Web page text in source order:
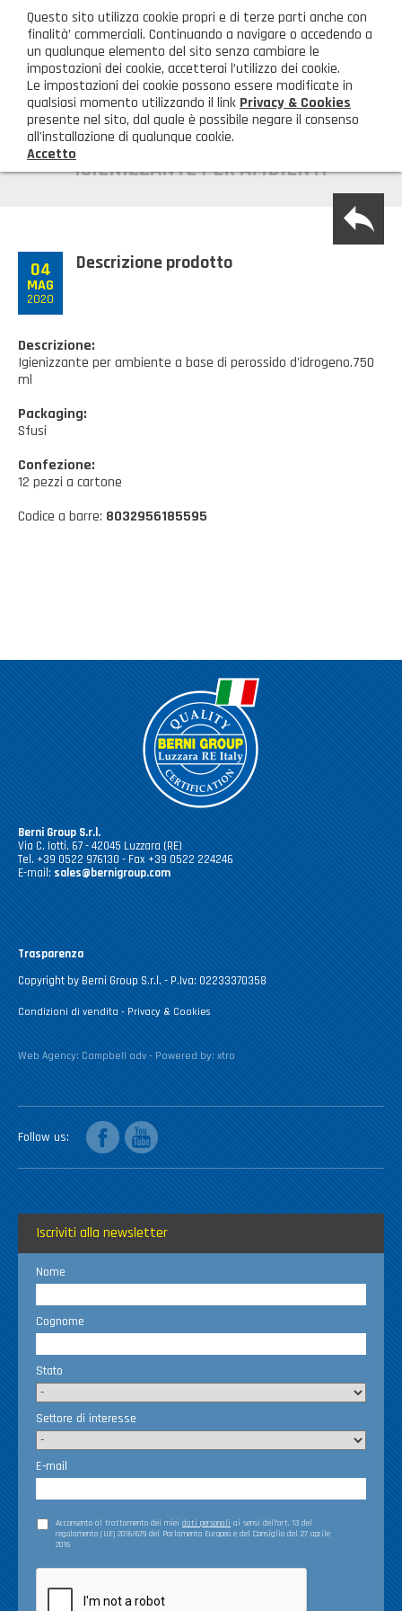
AREA CLIENTI
HOME
GAMMA PRODOTTI
Illuminazione
Borse, cesti e trolley
Casalinghi Cucina
Casalinghi Pulizia
Benessere e tempo libero
Giardinaggio e Ferramenta
PRODOTTI NOVITÀ
CONTATTI
Richiesta Informazioni
Dove siamo
SHOP PRIVATI
NOVITÀ ED EVENTI
FAQ
CATALOGHI
IGIENIZZANTE PER AMBIENTI
04
MAG
2020
Descrizione prodotto
Descrizione:
Igienizzante per ambiente a base di perossido d'idrogeno.750
ml
Packaging:
Sfusi
Confezione:
12 pezzi a cartone
Codice a barre: 8032956185595
Berni Group S.r.l.
Via C. Iotti, 67 - 42045 Luzzara (RE)
Tel. +39 0522 976130 - Fax +39 0522 224246
E-mail: sales@bernigroup.com
Trasparenza
Copyright by Berni Group S.r.l. - P.Iva: 02233370358
Condizioni di vendita - Privacy & Cookies
Web Agency: Campbell adv - Powered by: xtro
Follow us
facebookyoutube
Iscriviti alla newsletter
Nome
Cognome
Stato
Settore di interesse
E-mail
Acconsento al trattamento dei miei dati personali ai sensi dell’art. 13 del
regolamento (UE) 2016/679 del Parlamento Europeo e del Consiglio del 27 aprile
2016
Questo sito utilizza cookie propri e di terze parti anche con
finalità’ commerciali. Continuando a navigare o accedendo a
un qualunque elemento del sito senza cambiare le
impostazioni dei cookie, accetterai l’utilizzo dei cookie.
Le impostazioni dei cookie possono essere modificate in
qualsiasi momento utilizzando il link Privacy & Cookies
presente nel sito, dal quale è possibile negare il consenso
all'installazione di qualunque cookie.
Accetto